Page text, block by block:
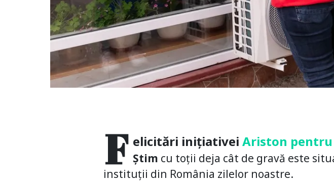
F elicitări inițiativei Ariston
Știm cu toții deja cât de gravă este
instituții din România zilelor noastre.